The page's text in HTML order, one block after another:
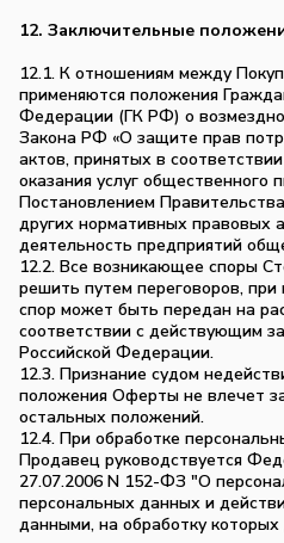
12. Заключительные
12.1. К отношениям между
применяются положения
Федерации (ГК РФ) о
Закона РФ «О защите прав
актов, принятых в
оказания услуг общественного
Постановлением
других нормативных правовых
деятельность предприятий
12.2. Все возникающее споры
решить путем переговоров, при
спор может быть передан на
соответствии с действующим
Российской Федерации.
12.3. Признание судом
положения Оферты не влечет
остальных положений.
12.4. При обработке
Продавец руководствуется
27.07.2006 N 152-ФЗ "О
персональных данных и
данными, на обработку которых